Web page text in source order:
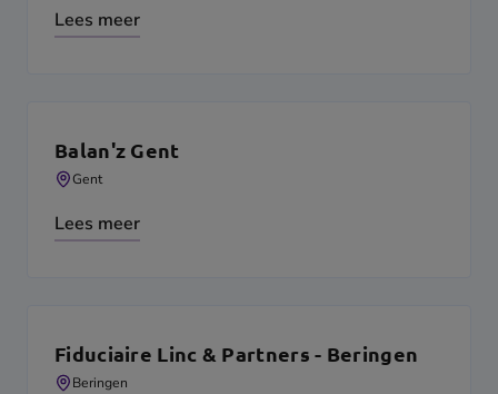
Lees meer
Balan'z Gent
Gent
Lees meer
Fiduciaire Linc & Partners - Beringen
Beringen